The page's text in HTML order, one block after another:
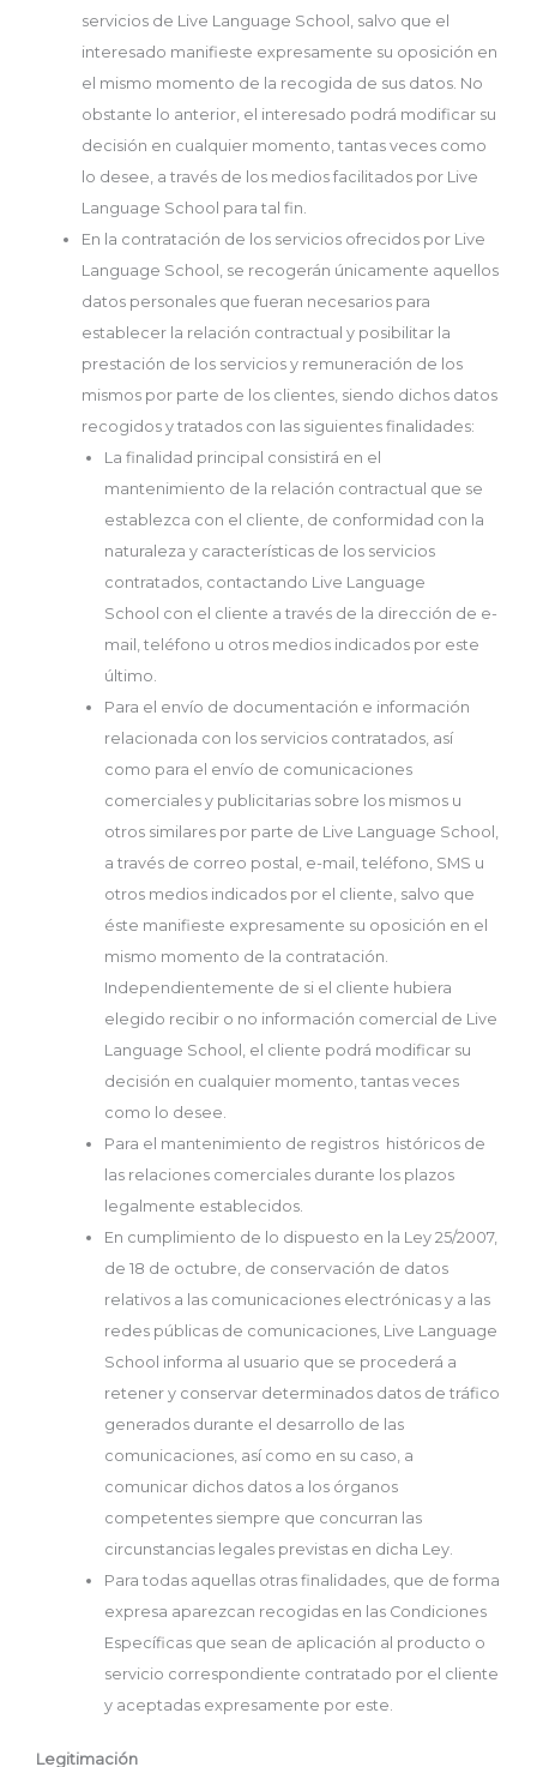
servicios de Live Language School, salvo que el
interesado manifieste expresamente su oposición en
el mismo momento de la recogida de sus datos. No
obstante lo anterior, el interesado podrá modificar su
decisión en cualquier momento, tantas veces como
lo desee, a través de los medios facilitados por Live
Language School para tal fin.
En la contratación de los servicios ofrecidos por Live
Language School, se recogerán únicamente aquellos
datos personales que fueran necesarios para
establecer la relación contractual y posibilitar la
prestación de los servicios y remuneración de los
mismos por parte de los clientes, siendo dichos datos
recogidos y tratados con las siguientes finalidades:
La finalidad principal consistirá en el
mantenimiento de la relación contractual que se
establezca con el cliente, de conformidad con la
naturaleza y características de los servicios
contratados, contactando Live Language
School con el cliente a través de la dirección de e-
mail, teléfono u otros medios indicados por este
último.
Para el envío de documentación e información
relacionada con los servicios contratados, así
como para el envío de comunicaciones
comerciales y publicitarias sobre los mismos u
otros similares por parte de Live Language School,
a través de correo postal, e-mail, teléfono, SMS u
otros medios indicados por el cliente, salvo que
éste manifieste expresamente su oposición en el
mismo momento de la contratación.
Independientemente de si el cliente hubiera
elegido recibir o no información comercial de Live
Language School, el cliente podrá modificar su
decisión en cualquier momento, tantas veces
como lo desee.
Para el mantenimiento de registros históricos de
las relaciones comerciales durante los plazos
legalmente establecidos.
En cumplimiento de lo dispuesto en la Ley 25/2007,
de 18 de octubre, de conservación de datos
relativos a las comunicaciones electrónicas y a las
redes públicas de comunicaciones, Live Language
School informa al usuario que se procederá a
retener y conservar determinados datos de tráfico
generados durante el desarrollo de las
comunicaciones, así como en su caso, a
comunicar dichos datos a los órganos
competentes siempre que concurran las
circunstancias legales previstas en dicha Ley.
Para todas aquellas otras finalidades, que de forma
expresa aparezcan recogidas en las Condiciones
Específicas que sean de aplicación al producto o
servicio correspondiente contratado por el cliente
y aceptadas expresamente por este.
Legitimación